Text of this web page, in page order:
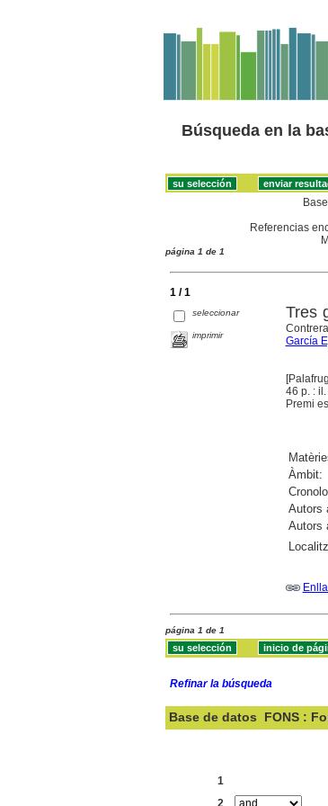
Búsqueda en la
Referencias
página 1 de 1
1 / 1
seleccionar
imprimir
Tres
García
46 p. :
Premi
Àmbit:
Autors
Autors
página 1 de 1
Refinar la búsqueda
Base de datos FONS :
1
2